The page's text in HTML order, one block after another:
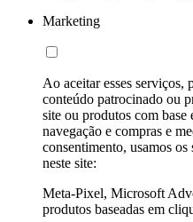
Marketing
Ao aceitar esses serviços,
conteúdo patrocinado ou
site ou produtos com base
navegação e compras e
consentimento, usamos
neste site:
Meta-Pixel, Microsoft
produtos baseadas em